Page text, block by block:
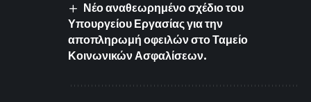
Νέο αναθεωρημένο σχέδιο του
Υπουργείου Εργασίας για την
αποπληρωμή οφειλών στο Ταμείο
Κοινωνικών Ασφαλίσεων.